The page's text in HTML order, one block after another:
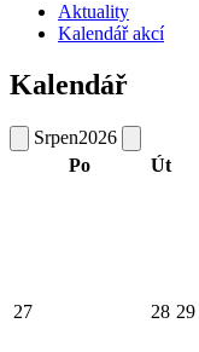
Aktuality
Kalendář akcí
Kalendář
Srpen2026
Po
Út
27 28 29